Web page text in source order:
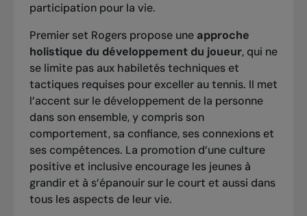
participation pour la vie.
Premier set Rogers propose une approche
holistique du développement du joueur, qui ne
se limite pas aux habiletés techniques et
tactiques requises pour exceller au tennis. Il met
l’accent sur le développement de la personne
dans son ensemble, y compris son
comportement, sa confiance, ses connexions et
ses compétences. La promotion d’une culture
positive et inclusive encourage les jeunes à
grandir et à s’épanouir sur le court et aussi dans
tous les aspects de leur vie.